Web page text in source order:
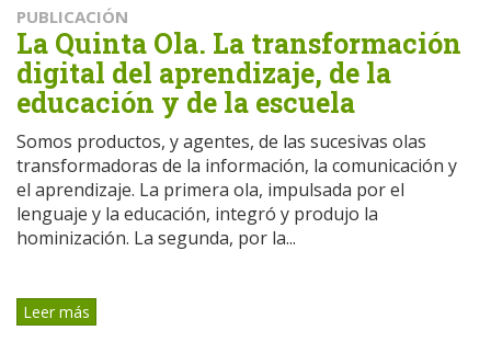
PUBLICACIÓN
La Quinta Ola. La transformación
digital del aprendizaje, de la
educación y de la escuela
Somos productos, y agentes, de las sucesivas olas
transformadoras de la información, la comunicación y
el aprendizaje. La primera ola, impulsada por el
lenguaje y la educación, integró y produjo la
hominización. La segunda, por la...
Leer más